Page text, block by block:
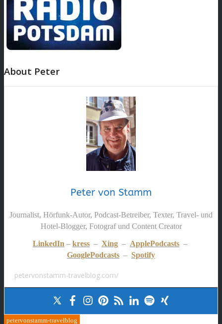
About Peter
Peter von Stamm
Journalist, Hörfunk-Autor, Podcast-Betreiber, Texter, Travel- und
Hotel-Blogger, Fotograf und Content Creator
LinkedIn – kress – Xing – ApplePodcasts –
GooglePodcasts – Spotify
petervonstamm-travelblog.com/
petervonstamm-travelblog